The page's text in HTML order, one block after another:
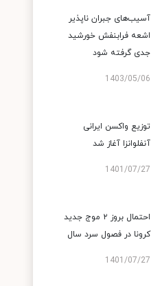
آسیب‌های جبران ناپذیر
اشعه فرابنفش خورشید
جدی گرفته شود
1403/05/06
توزیع واکسن ایرانی
آنفلوانزا آغاز شد
1401/07/27
احتمال بروز ۲ موج جدید
کرونا در فصول سرد سال
1401/07/27